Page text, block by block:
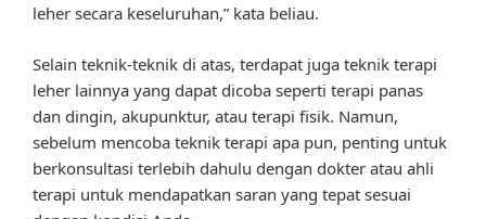
leher secara keseluruhan,” kata beliau.
Selain teknik-teknik di atas, terdapat juga teknik terapi
leher lainnya yang dapat dicoba seperti terapi panas
dan dingin, akupunktur, atau terapi fisik. Namun,
sebelum mencoba teknik terapi apa pun, penting untuk
berkonsultasi terlebih dahulu dengan dokter atau ahli
terapi untuk mendapatkan saran yang tepat sesuai